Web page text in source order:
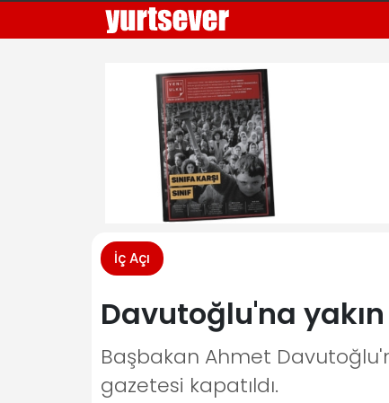
İç Açı
Davutoğlu'na
Başbakan Ahmet
gazetesi kapatıldı.